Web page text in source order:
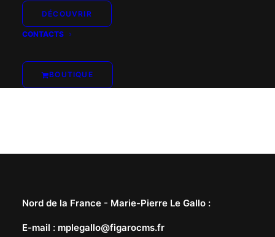
DÉCOUVRIR
CONTACTS
BOUTIQUE
Nord de la France - Marie-Pierre Le Gallo :
E-mail : mplegallo@figarocms.fr